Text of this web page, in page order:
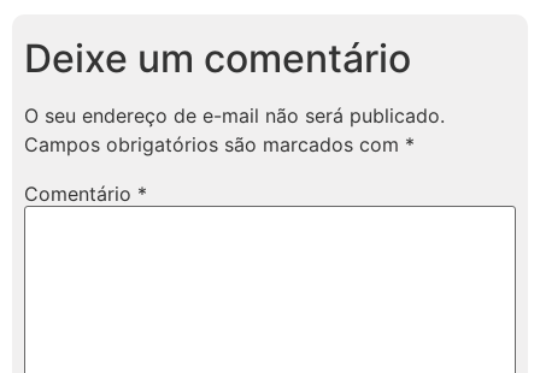
Deixe um comentário
O seu endereço de e-mail não será publicado.
Campos obrigatórios são marcados com *
Comentário *